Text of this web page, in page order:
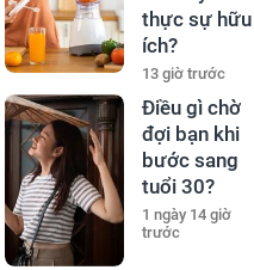
thực sự hữu
ích?
13 giờ trước
Điều gì chờ
đợi bạn khi
bước sang
tuổi 30?
1 ngày 14 giờ
trước